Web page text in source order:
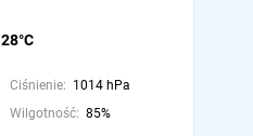
28°C
Ciśnienie: 1014 hPa
Wilgotność: 85%